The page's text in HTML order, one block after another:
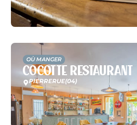
OÙ MANGER
Cocotte Restaurant
PIERRERUE(04)